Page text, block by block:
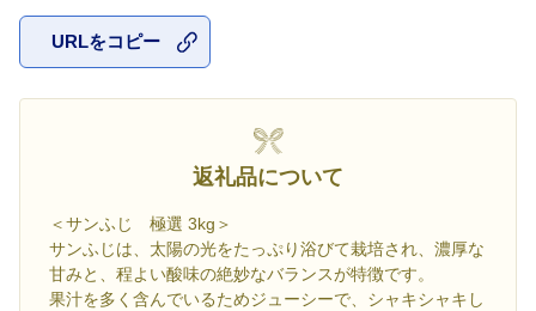
URLをコピー
返礼品について
＜サンふじ 極選 3kg＞
サンふじは、太陽の光をたっぷり浴びて栽培され、濃厚な
甘みと、程よい酸味の絶妙なバランスが特徴です。
果汁を多く含んでいるためジューシーで、シャキシャキし